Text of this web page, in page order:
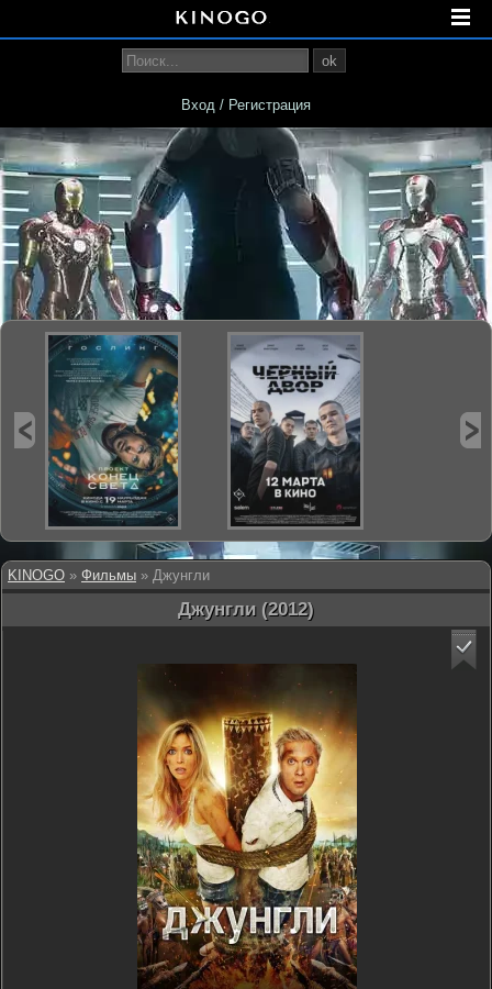
KINOGO » Фильмы » Джунгли
Джунгли (2012)
ok
Вход / Регистрация